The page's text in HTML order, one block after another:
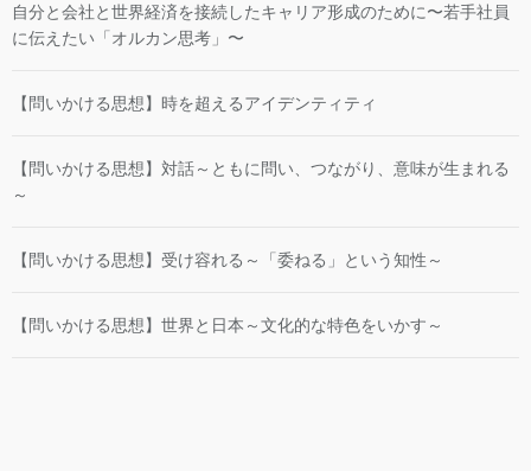
自分と会社と世界経済を接続したキャリア形成のために〜若手社員
に伝えたい「オルカン思考」〜
【問いかける思想】時を超えるアイデンティティ
【問いかける思想】対話～ともに問い、つながり、意味が生まれる
～
【問いかける思想】受け容れる～「委ねる」という知性～
【問いかける思想】世界と日本～文化的な特色をいかす～